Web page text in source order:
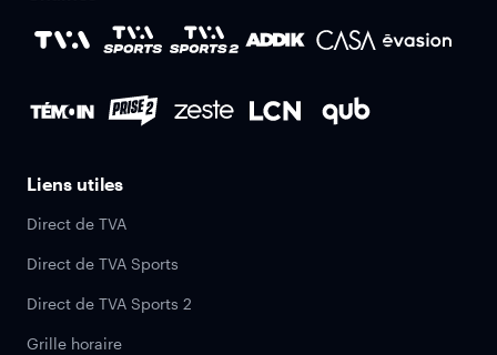
Liens utiles
Direct de TVA
Direct de TVA Sports
Direct de TVA Sports 2
Grille horaire